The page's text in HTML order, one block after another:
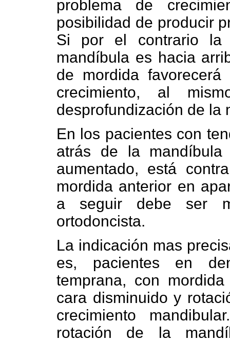
problema de
posibilidad de producir
Si por el contrario la
mandíbula es hacia
de mordida
crecimiento, al
desprofundización de la
En los pacientes con
atrás de la
aumentado, está
mordida anterior en
a seguir debe ser
ortodoncista.
La indicación mas
es, pacientes en
temprana, con
cara disminuido y
crecimiento
rotación de la